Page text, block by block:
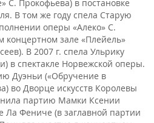
С. Прокофьева) в постановке
В том же году спела Старую
оперы «Алеко» С.
концертном зале «Плейель»
В 2007 г. спела Ульрику
в спектакле Норвежской оперы.
Дуэньи («Обручение в
во Дворце искусств Королевы
партию Мамки Ксении
Ла Фениче (в заглавной партии